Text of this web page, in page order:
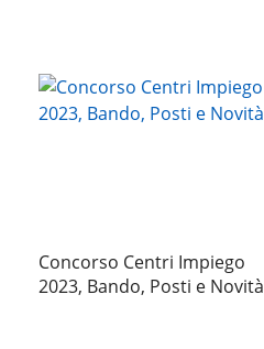
Concorso Centri Impiego
2023, Bando, Posti e Novità